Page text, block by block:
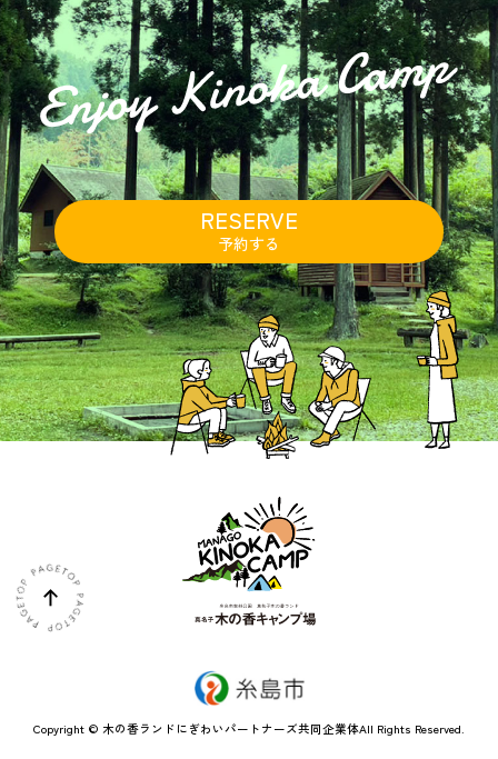
RESERVE
予約する
Copyright © 木の香ランドにぎわいパートナーズ共同企業体All Rights Reserved.